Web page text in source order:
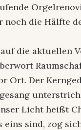
noch die Hälfte
die aktuellen
Ort. Der
Licht heißt
sind, zog